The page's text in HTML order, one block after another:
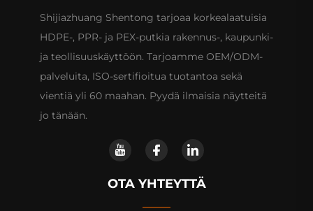
Shijiazhuang Shentong tarjoaa korkealaatuisia
HDPE-, PPR- ja PEX-putkia rakennus-, kaupunki-
ja teollisuuskäyttöön. Tarjoamme OEM/ODM-
palveluita, ISO-sertifioitua tuotantoa sekä
vientiä yli 60 maahan. Pyydä ilmaisia näytteitä
jo tänään.
OTA YHTEYTTÄ